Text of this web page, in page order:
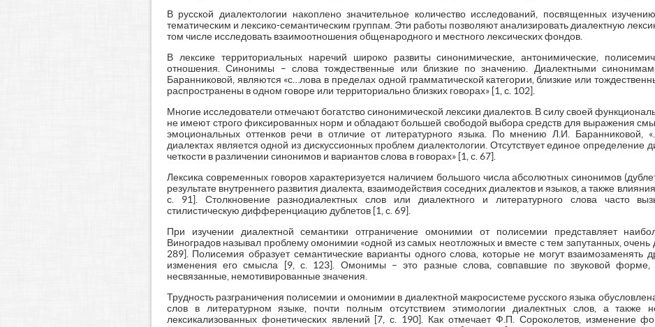
В русской диалектологии накоплено значительное количество исследований, посвященных
тематическим и лексико-семантическим группам. Эти работы позволяют анализировать диалектную
том числе исследовать взаимоотношения общенародного и местного лексических фондов.
В лексике территориальных наречий широко развиты синонимические, антонимические,
отношения. Синонимы – слова тождественные или близкие по значению. Диалектными
Баранниковой, являются «с…лова в пределах одной грамматической категории, близкие или
распространены в одном говоре или территориально близких говорах» [1, с. 102].
Многие исследователи отмечают богатство синонимической лексики диалектов. В силу своей
не имеют строго фиксированных норм и обладают большей свободой выбора средств для выражения
эмоциональных оттенков речи в отличие от литературного языка. По мнению Л.И. Баранниковой,
диалектах является одной из дискуссионных проблем диалектологии. Отсутствует единое определение
четкости в различении синонимов и вариантов слова в говорах» [1, с. 67].
Лексика современных говоров характеризуется наличием большого числа абсолютных синонимов
результате внутреннего развития диалекта, взаимодействия соседних диалектов и языков, а также
с. 91]. Столкновение разнодиалектных слов или диалектного и литературного слова часто
стилистическую дифференциацию дублетов [1, с. 69].
При изучении диалектной семантики отграничение омонимии от полисемии представляет
Виноградов называл проблему омонимии «одной из самых неотложных и вместе с тем запутанных, очень
289]. Полисемия образует семантические варианты одного слова, которые не могут взаимозаменять
изменения его смысла [9, с. 123]. Омонимы – это разные слова, совпавшие по звуковой
несвязанные, немотивированные значения.
Трудность разграничения полисемии и омонимии в диалектной макросистеме русского языка
слов в литературном языке, почти полным отсутствием этимологии диалектных слов, а также
лексикализованных фонетических явлений [7, с. 190]. Как отмечает Ф.П. Сороколетов, изменение